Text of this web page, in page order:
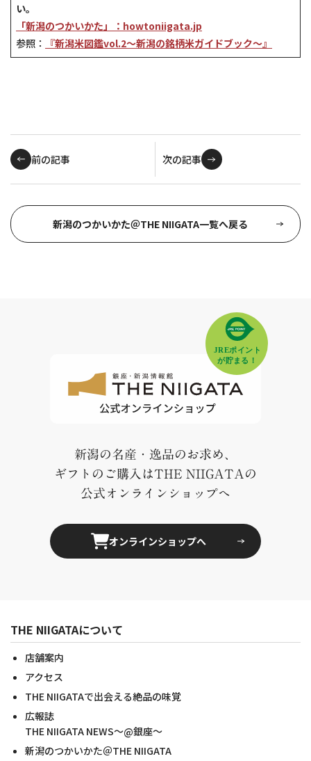
い。
「新潟のつかいかた」：howtoniigata.jp
参照：
『新潟米図鑑vol.2～新潟の銘柄米ガイドブック～』
前の記事 次の記事
新潟のつかいかた＠THE NIIGATA一覧へ戻る
新潟の名産・逸品のお求め、
ギフトのご購入はTHE NIIGATAの
公式オンラインショップへ
オンラインショップへ
THE NIIGATAについて
店舗案内
アクセス
THE NIIGATAで出会える絶品の味覚
広報誌
THE NIIGATA NEWS～@銀座～
新潟のつかいかた＠THE NIIGATA